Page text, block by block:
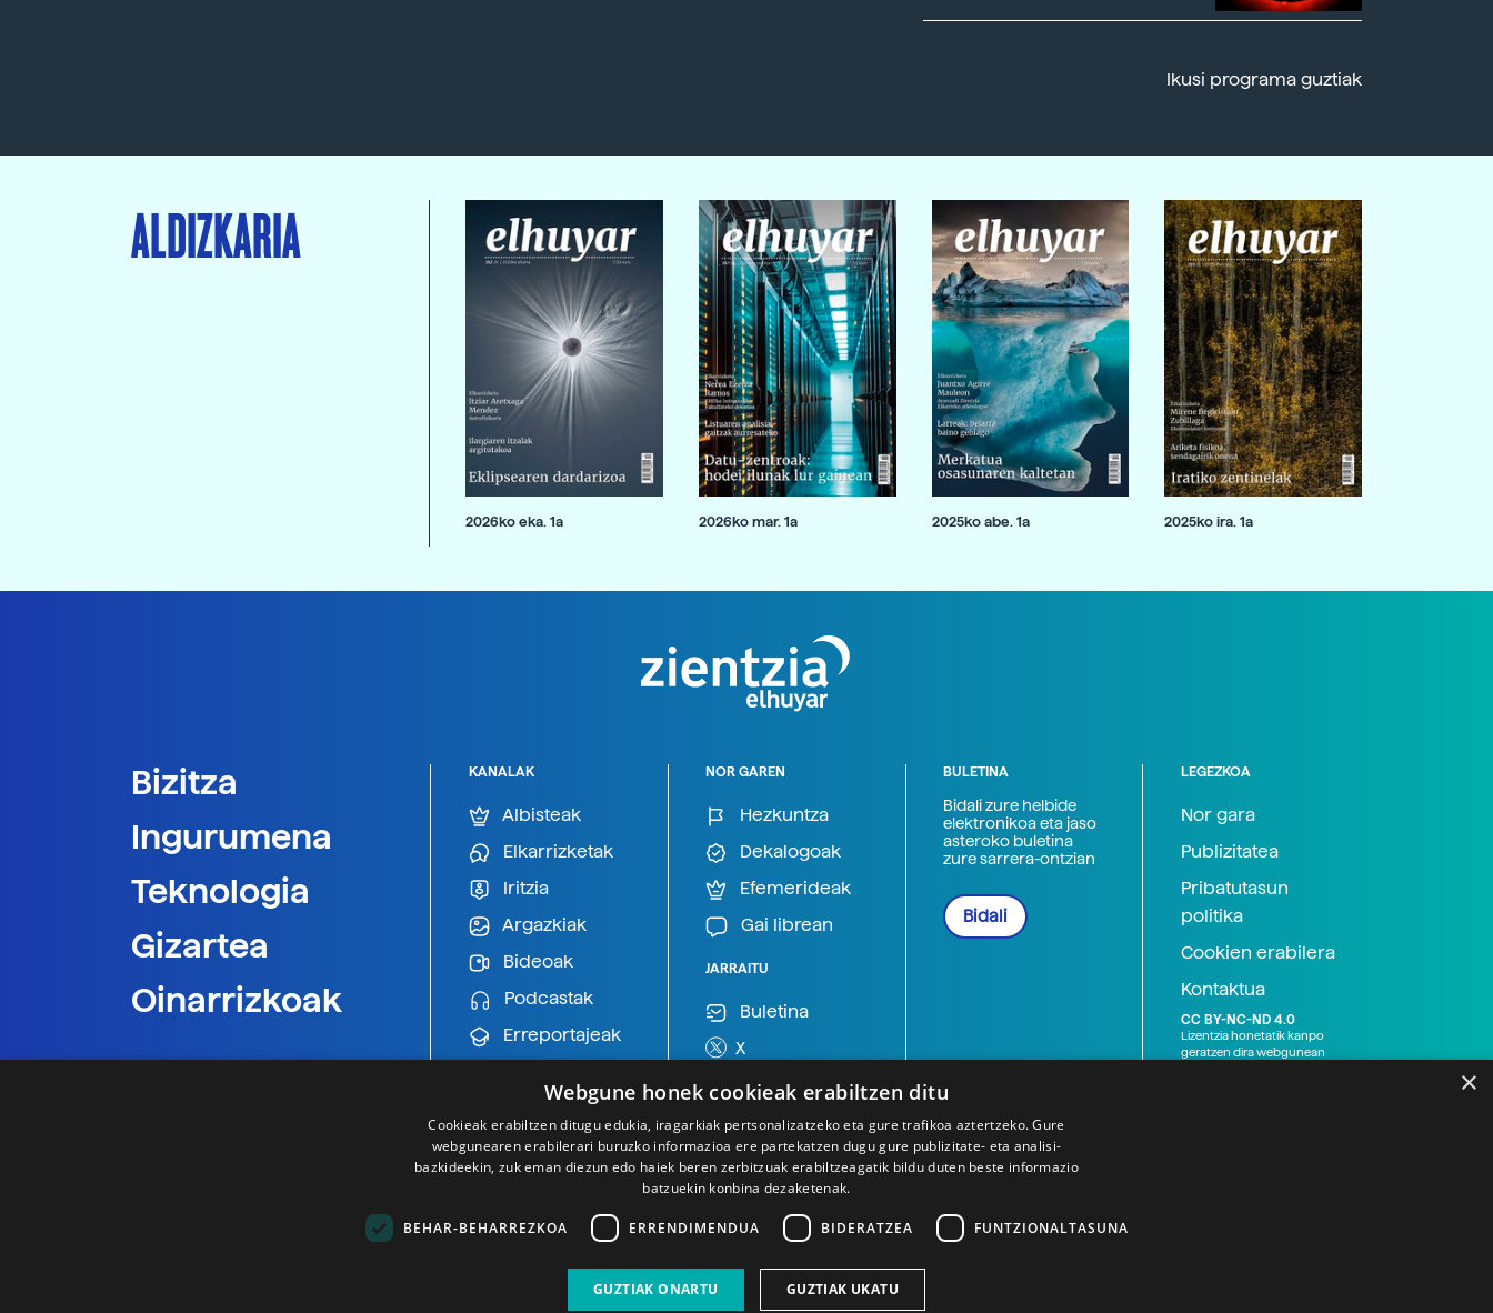
Ikusi programa guztiak
ALDIZKARIA
2026ko eka. 1a 2026ko mar. 1a 2025ko abe. 1a 2025ko ira. 1a
Bizitza
Ingurumena
Teknologia
Gizartea
Oinarrizkoak
KANALAK
Albisteak
Elkarrizketak
Iritzia
Argazkiak
Bideoak
Podcastak
Erreportajeak
NOR GAREN
Hezkuntza
Dekalogoak
Efemerideak
Gai librean
JARRAITU
Buletina
X
BlueSky
Mastodon
Telegram
BULETINA
Bidali zure helbide
elektronikoa eta jaso
asteroko buletina
zure sarrera-ontzian
Bidali
LEGEZKOA
Nor gara
Publizitatea
Pribatutasun
politika
Cookien erabilera
Kontaktua
CC BY-NC-ND 4.0
Lizentzia honetatik kanpo
geratzen dira webgunean
×
Webgune honek cookieak erabiltzen ditu
Cookieak erabiltzen ditugu edukia, iragarkiak pertsonalizatzeko eta gure trafikoa aztertzeko. Gure
webgunearen erabilerari buruzko informazioa ere partekatzen dugu gure publizitate- eta analisi-
bazkideekin, zuk eman diezun edo haiek beren zerbitzuak erabiltzeagatik bildu duten beste informazio
batzuekin konbina dezaketenak.
BEHAR-BEHARREZKOA ERRENDIMENDUA BIDERATZEA FUNTZIONALTASUNA
GUZTIAK ONARTU GUZTIAK UKATU